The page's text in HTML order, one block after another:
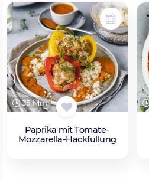
35 Min.
Paprika mit Tomate-
Mozzarella-Hackfüllung